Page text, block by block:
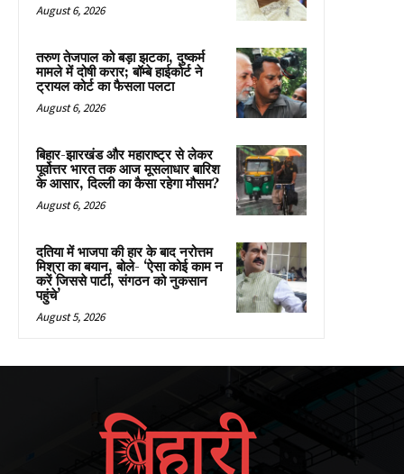
August 6, 2026
तरुण तेजपाल को बड़ा झटका, दुष्कर्म
मामले में दोषी करार; बॉम्बे हाईकोर्ट ने
ट्रायल कोर्ट का फैसला पलटा
August 6, 2026
बिहार-झारखंड और महाराष्ट्र से लेकर
पूर्वोत्तर भारत तक आज मूसलाधार बारिश
के आसार, दिल्ली का कैसा रहेगा मौसम?
August 6, 2026
दतिया में भाजपा की हार के बाद नरोत्तम
मिश्रा का बयान, बोले- ‘ऐसा कोई काम न
करें जिससे पार्टी, संगठन को नुकसान
पहुंचे’
August 5, 2026